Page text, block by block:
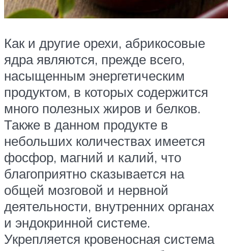
Как и другие орехи, абрикосовые
ядра являются, прежде всего,
насыщенным энергетическим
продуктом, в которых содержится
много полезных жиров и белков.
Также в данном продукте в
небольших количествах имеется
фосфор, магний и калий, что
благоприятно сказывается на
общей мозговой и нервной
деятельности, внутренних органах
и эндокринной системе.
Укрепляется кровеносная система